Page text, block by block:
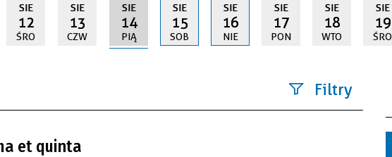
SIE
12
ŚRO
SIE
13
CZW
SIE
14
PIĄ
SIE
15
SOB
SIE
16
NIE
SIE
17
PON
SIE
18
WTO
SIE
19
ŚRO
Filtry
et quinta